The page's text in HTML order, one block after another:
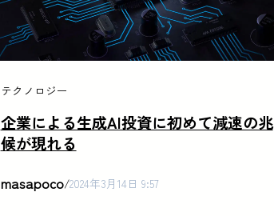
テクノロジー
企業による生成AI投資に初めて減速の兆
候が現れる
masapoco/2024年3月14日 9:57